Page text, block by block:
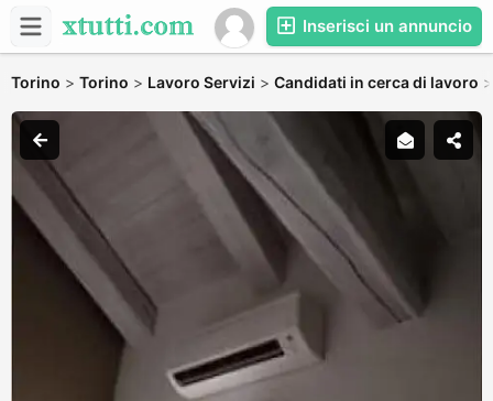
Inserisci un annuncio
Torino > Torino > Lavoro Servizi > Candidati in cerca di lavoro